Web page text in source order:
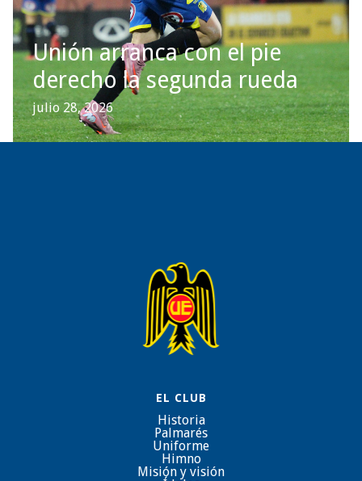
Unión arranca con el pie
derecho la segunda rueda
julio 28, 2026
EL CLUB
Historia
Palmarés
Uniforme
Himno
Misión y visión